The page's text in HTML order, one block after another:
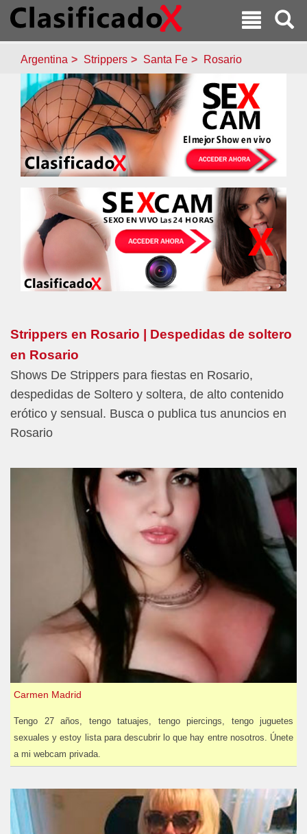
Argentina Strippers Santa Fe Rosario
Strippers en Rosario | Despedidas de soltero
en Rosario
Shows De Strippers para fiestas en Rosario,
despedidas de Soltero y soltera, de alto contenido
erótico y sensual. Busca o publica tus anuncios en
Rosario
Carmen Madrid
Tengo 27 años, tengo tatuajes, tengo piercings, tengo juguetes
sexuales y estoy lista para descubrir lo que hay entre nosotros. Únete
a mi webcam privada.